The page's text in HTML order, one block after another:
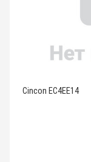
Cincon EC4EE14